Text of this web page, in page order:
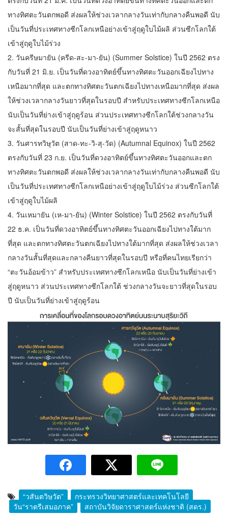
ทางทิศตะวันตกพอดี ส่งผลให้ช่วงเวลากลางวันเท่ากับกลางคืนพอดี นับ
เป็นวันที่ประเทศทางซีกโลกเหนือย่างเข้าสู่ฤดูใบไม้ผลิ ส่วนซีกโลกใต้
เข้าสู่ฤดูใบไม้ร่วง
2. วันครีษมายัน (ครีด-สะ-มา-ยัน) (Summer Solstice) ในปี 2562 ตรง
กับวันที่ 21 มิ.ย. เป็นวันที่ดวงอาทิตย์ขึ้นทางทิศตะวันออกเฉียงไปทาง
เหนือมากที่สุด และตกทางทิศตะวันตกเฉียงไปทางเหนือมากที่สุด ส่งผล
ให้ช่วงเวลากลางวันยาวที่สุดในรอบปี สำหรับประเทศทางซีกโลกเหนือ
นับเป็นวันที่ย่างเข้าสู่ฤดูร้อน ส่วนประเทศทางซีกโลกใต้ช่วงกลางวัน
จะสั้นที่สุดในรอบปี นับเป็นวันที่ย่างเข้าสู่ฤดูหนาว
3. วันศารทวิษุวัต (สาด-ทะ-วิ-สุ-วัด) (Autumnal Equinox) ในปี 2562
ตรงกับวันที่ 23 ก.ย. เป็นวันที่ดวงอาทิตย์ขึ้นทางทิศตะวันออกและตก
ทางทิศตะวันตกพอดี ส่งผลให้ช่วงเวลากลางวันเท่ากับกลางคืนพอดี นับ
เป็นวันที่ประเทศทางซีกโลกเหนือย่างเข้าสู่ฤดูใบไม้ร่วง ส่วนซีกโลกใต้
เข้าสู่ฤดูใบไม้ผลิ
4. วันเหมายัน (เห-มา-ยัน) (Winter Solstice) ในปี 2562 ตรงกับวันที่
22 ธ.ค. เป็นวันที่ดวงอาทิตย์ขึ้นทางทิศตะวันออกเฉียงไปทางใต้มาก
ที่สุด และตกทางทิศตะวันตกเฉียงไปทางใต้มากที่สุด ส่งผลให้ช่วงเวลา
กลางวันสั้นที่สุดและกลางคืนยาวที่สุดในรอบปี หรือที่คนไทยเรียกว่า
“ตะวันอ้อมข้าว” สำหรับประเทศทางซีกโลกเหนือ นับเป็นวันที่ย่างเข้า
สู่ฤดูหนาว ส่วนประเทศทางซีกโลกใต้ ช่วงกลางวันจะยาวที่สุดในรอบ
ปี นับเป็นวันที่ย่างเข้าสู่ฤดูร้อน
“วสันตวิษุวัต”
กระทรวงวิทยาศาสตร์และเทคโนโลยี
วัน“ราตรีเสมอภาค”
สถาบันวิจัยดาราศาสตร์แห่งชาติ (สดร.)